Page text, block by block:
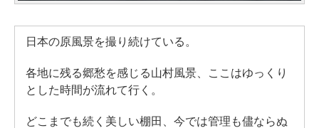
日本の原風景を撮り続けている。
各地に残る郷愁を感じる山村風景、ここはゆっくり
とした時間が流れて行く。
どこまでも続く美しい棚田、今では管理も儘ならぬ